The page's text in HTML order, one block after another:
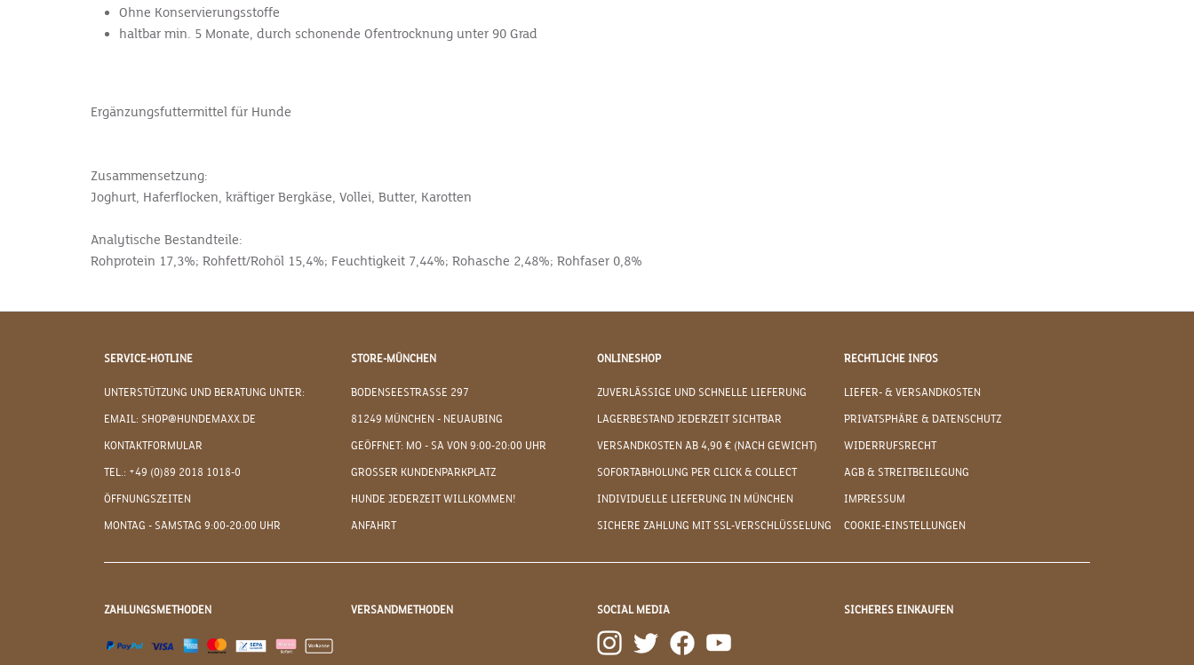
Ohne Konservierungsstoffe
haltbar min. 5 Monate, durch schonende Ofentrocknung unter 90 Grad
Ergänzungsfuttermittel für Hunde
Zusammensetzung:
Joghurt, Haferflocken, kräftiger Bergkäse, Vollei, Butter, Karotten
Analytische Bestandteile:
Rohprotein 17,3%; Rohfett/Rohöl 15,4%; Feuchtigkeit 7,44%; Rohasche 2,48%; Rohfaser 0,8%
SERVICE-HOTLINE
UNTERSTÜTZUNG UND BERATUNG UNTER:
EMAIL: SHOP@HUNDEMAXX.DE
KONTAKTFORMULAR
TEL.: +49 (0)89 2018 1018-0
ÖFFNUNGSZEITEN
MONTAG - SAMSTAG 9:00-20:00 UHR
STORE-MÜNCHEN
BODENSEESTRASSE 297
81249 MÜNCHEN - NEUAUBING
GEÖFFNET: MO - SA VON 9:00-20:00 UHR
GROSSER KUNDENPARKPLATZ
HUNDE JEDERZEIT WILLKOMMEN!
ANFAHRT
ONLINESHOP
ZUVERLÄSSIGE UND SCHNELLE LIEFERUNG
LAGERBESTAND JEDERZEIT SICHTBAR
VERSANDKOSTEN AB 4,90 € (NACH GEWICHT)
SOFORTABHOLUNG PER CLICK & COLLECT
INDIVIDUELLE LIEFERUNG IN MÜNCHEN
SICHERE ZAHLUNG MIT SSL-VERSCHLÜSSELUNG
RECHTLICHE INFOS
LIEFER- & VERSANDKOSTEN
PRIVATSPHÄRE & DATENSCHUTZ
WIDERRUFSRECHT
AGB & STREITBEILEGUNG
IMPRESSUM
COOKIE-EINSTELLUNGEN
ZAHLUNGSMETHODEN VERSANDMETHODEN SOCIAL MEDIA SICHERES EINKAUFEN